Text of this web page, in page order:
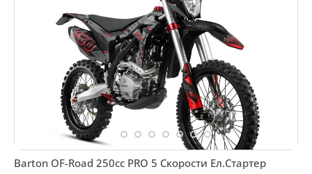
Barton OF-Road 250cc PRO 5 Скорости Ел.Стартер